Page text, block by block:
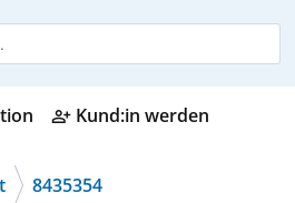
person_add_alt Kund:in werden
8435354